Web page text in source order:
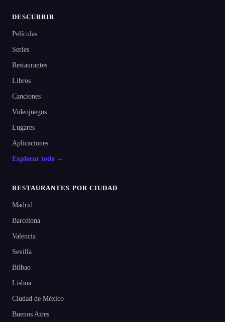
DESCUBRIR
Películas
Series
Restaurantes
Libros
Canciones
Videojuegos
Lugares
Aplicaciones
Explorar todo →
RESTAURANTES POR CIUDAD
Madrid
Barcelona
Valencia
Sevilla
Bilbao
Lisboa
Ciudad de México
Buenos Aires